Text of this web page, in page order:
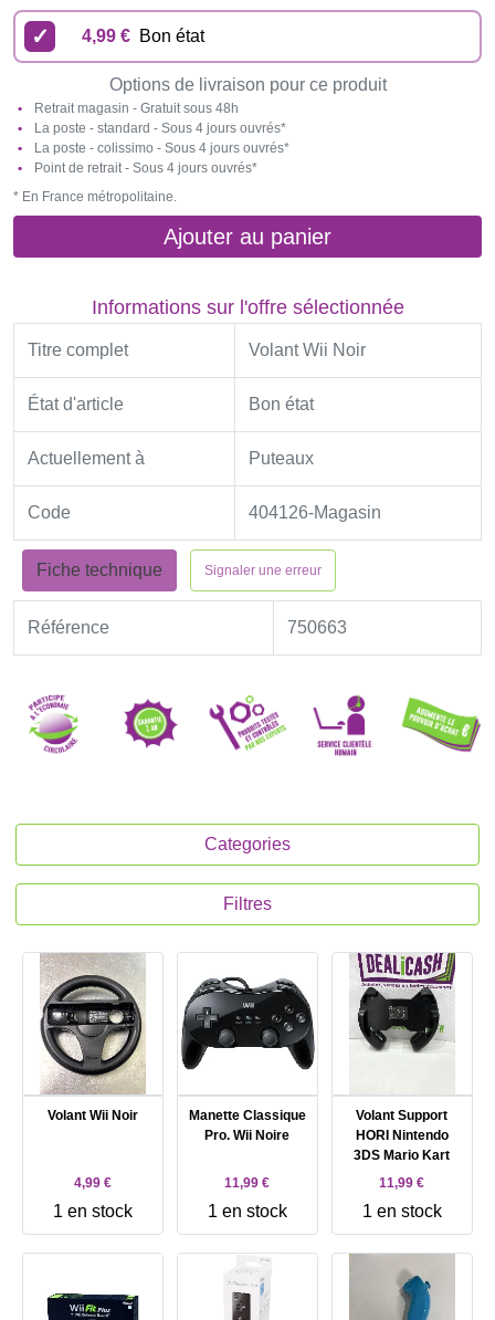
4,99 € Bon état
Options de livraison pour ce produit
Retrait magasin - Gratuit sous 48h
La poste - standard - Sous 4 jours ouvrés*
La poste - colissimo - Sous 4 jours ouvrés*
Point de retrait - Sous 4 jours ouvrés*
* En France métropolitaine.
Ajouter au panier
Informations sur l'offre sélectionnée
Titre complet Volant Wii Noir
État d'article Bon état
Actuellement à Puteaux
Code 404126-Magasin
Fiche technique Signaler une erreur
Référence 750663
Categories
Filtres
Volant Wii Noir
4,99 €
1 en stock
Manette Classique
Pro. Wii Noire
11,99 €
1 en stock
Volant Support
HORI Nintendo
3DS Mario Kart
11,99 €
1 en stock